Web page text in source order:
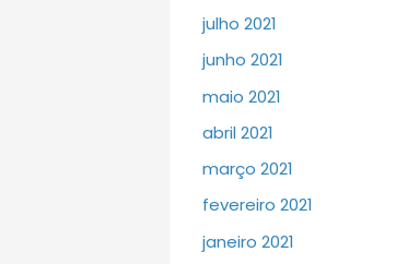
julho 2021
junho 2021
maio 2021
abril 2021
março 2021
fevereiro 2021
janeiro 2021